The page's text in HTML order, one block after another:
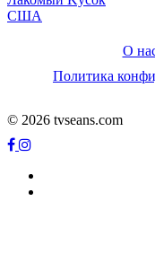
США
О
Политика
© 2026 tvseans.com